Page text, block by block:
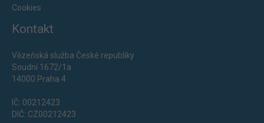
Cookies
Kontakt
Vězeňská služba České republiky
Soudní 1672/1a
14000 Praha 4
IČ: 00212423
DIČ: CZ00212423